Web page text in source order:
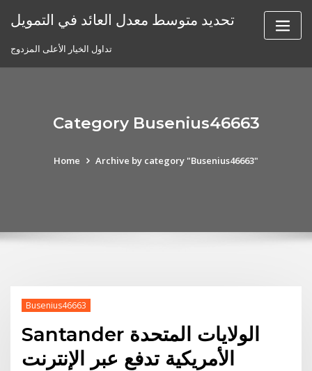
تحديد متوسط ​​معدل العائد في التمويل
تداول الخيار الأعلى المزدوج
Category Busenius46663
Home Archive by category "Busenius46663"
Busenius46663
Santander الولايات المتحدة
الأمريكية تدفع عبر الإنترنت